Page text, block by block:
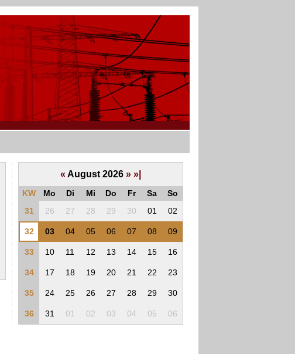
« August 2026 » »|
KW Mo Di Mi Do Fr Sa
So
31
26 27 28 29 30 01 02
32 03 04 05 06 07 08 09
33 10 11 12 13 14 15 16
34 17 18 19 20 21 22 23
35 24 25 26 27 28 29 30
36 31 01 02 03 04 05 06